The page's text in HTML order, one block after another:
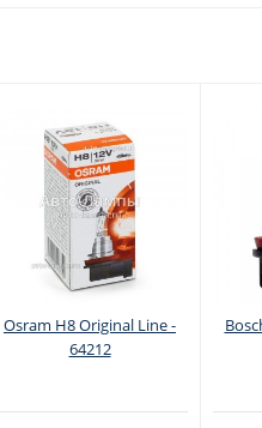
Osram H8 Original Line -
64212